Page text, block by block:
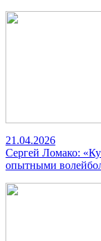
21.04.2026
Сергей Ломако:
опытными